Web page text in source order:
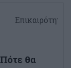
Επικαιρότητα
θα